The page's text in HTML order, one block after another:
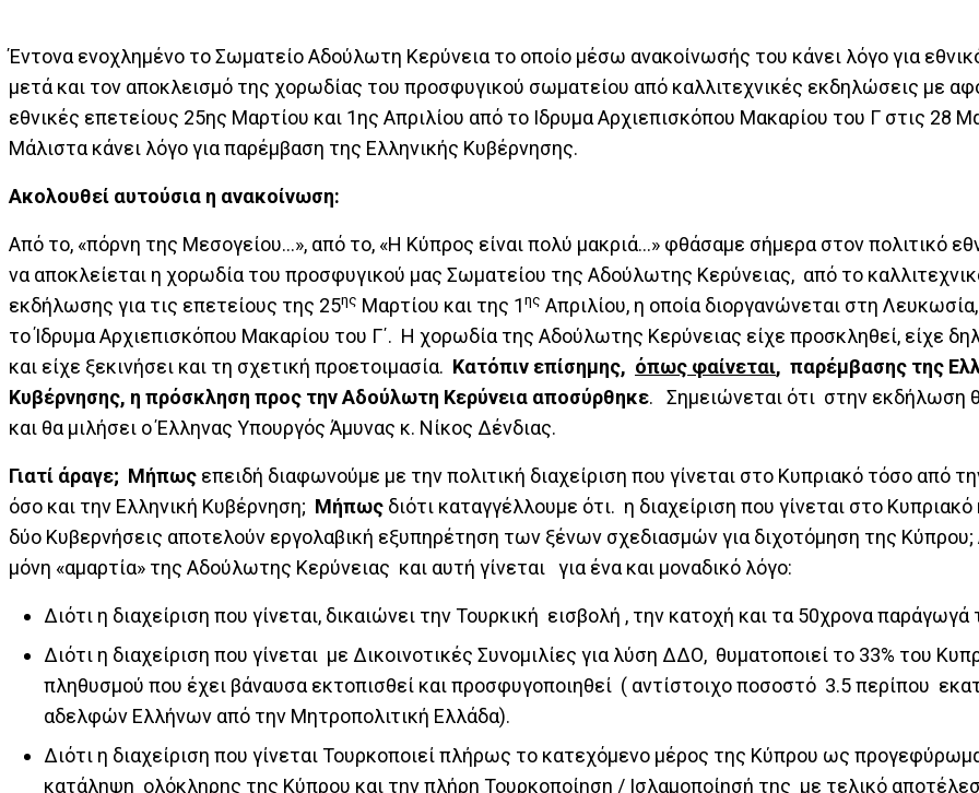
Έντονα ενοχλημένο το Σωματείο Αδούλωτη Κερύνεια το οποίο μέσω ανακοίνωσής του κάνει λόγο για
μετά και τον αποκλεισμό της χορωδίας του προσφυγικού σωματείου από καλλιτεχνικές εκδηλώσεις με
εθνικές επετείους 25ης Μαρτίου και 1ης Απριλίου από το Ιδρυμα Αρχιεπισκόπου Μακαρίου του Γ στις 28
Μάλιστα κάνει λόγο για παρέμβαση της Ελληνικής Κυβέρνησης.
Ακολουθεί αυτούσια η ανακοίνωση:
Από το, «πόρνη της Μεσογείου…», από το, «Η Κύπρος είναι πολύ μακριά…» φθάσαμε σήμερα στον πολιτικό
να αποκλείεται η χορωδία του προσφυγικού μας Σωματείου της Αδούλωτης Κερύνειας, από το
εκδήλωσης για τις επετείους της 25ης Μαρτίου και της 1ης Απριλίου, η οποία διοργανώνεται στη
το Ίδρυμα Αρχιεπισκόπου Μακαρίου του Γ΄. Η χορωδία της Αδούλωτης Κερύνειας είχε προσκληθεί, είχε
και είχε ξεκινήσει και τη σχετική προετοιμασία. Κατόπιν επίσημης, όπως φαίνεται, παρέμβασης της
Κυβέρνησης, η πρόσκληση προς την Αδούλωτη Κερύνεια αποσύρθηκε. Σημειώνεται ότι στην εκδήλωση
και θα μιλήσει ο Έλληνας Υπουργός Άμυνας κ. Νίκος Δένδιας.
Γιατί άραγε; Μήπως επειδή διαφωνούμε με την πολιτική διαχείριση που γίνεται στο Κυπριακό τόσο από
όσο και την Ελληνική Κυβέρνηση; Μήπως διότι καταγγέλλουμε ότι. η διαχείριση που γίνεται στο Κυπριακό
δύο Κυβερνήσεις αποτελούν εργολαβική εξυπηρέτηση των ξένων σχεδιασμών για διχοτόμηση της Κύπρου;
μόνη «αμαρτία» της Αδούλωτης Κερύνειας και αυτή γίνεται για ένα και μοναδικό λόγο:
Διότι η διαχείριση που γίνεται, δικαιώνει την Τουρκική εισβολή , την κατοχή και τα 50χρονα παράγωγά
Διότι η διαχείριση που γίνεται με Δικοινοτικές Συνομιλίες για λύση ΔΔΟ, θυματοποιεί το 33% του
πληθυσμού που έχει βάναυσα εκτοπισθεί και προσφυγοποιηθεί ( αντίστοιχο ποσοστό 3.5 περίπου
αδελφών Ελλήνων από την Μητροπολιτική Ελλάδα).
Διότι η διαχείριση που γίνεται Τουρκοποιεί πλήρως το κατεχόμενο μέρος της Κύπρου ως
κατάληψη ολόκληρης της Κύπρου και την πλήρη Τουρκοποίηση / Ισλαμοποίησή της με τελικό